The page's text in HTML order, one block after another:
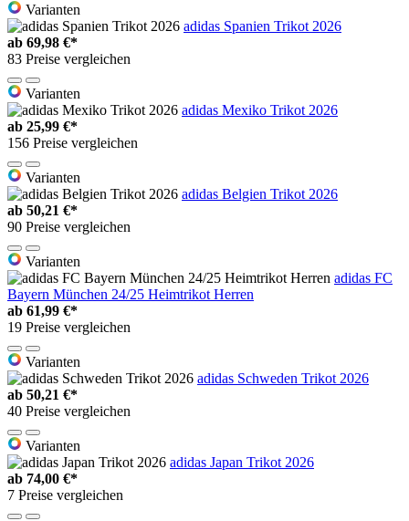
Varianten
adidas Spanien Trikot 2026
ab 69,98 €*
83 Preise vergleichen
Varianten
adidas Mexiko Trikot 2026
ab 25,99 €*
156 Preise vergleichen
Varianten
adidas Belgien Trikot 2026
ab 50,21 €*
90 Preise vergleichen
Varianten
adidas FC
Bayern München 24/25 Heimtrikot Herren
ab 61,99 €*
19 Preise vergleichen
Varianten
adidas Schweden Trikot 2026
ab 50,21 €*
40 Preise vergleichen
Varianten
adidas Japan Trikot 2026
ab 74,00 €*
7 Preise vergleichen